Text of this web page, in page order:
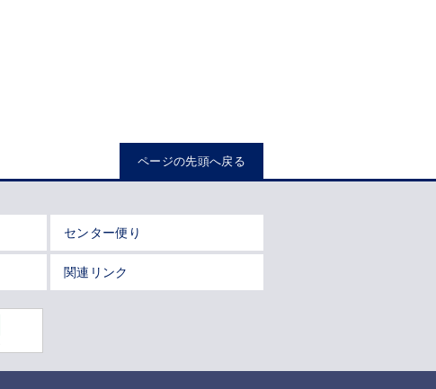
ページの先頭へ戻る
センター便り
関連リンク